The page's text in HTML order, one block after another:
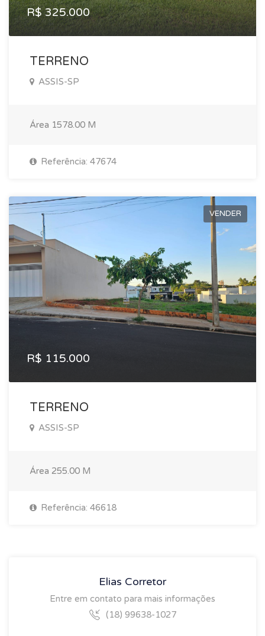
R$ 325.000
TERRENO
ASSIS-SP
Área 1578.00 M
Referência: 47674
VENDER
R$ 115.000
TERRENO
ASSIS-SP
Área 255.00 M
Referência: 46618
Elias Corretor
Entre em contato para mais informações
(18) 99638-1027